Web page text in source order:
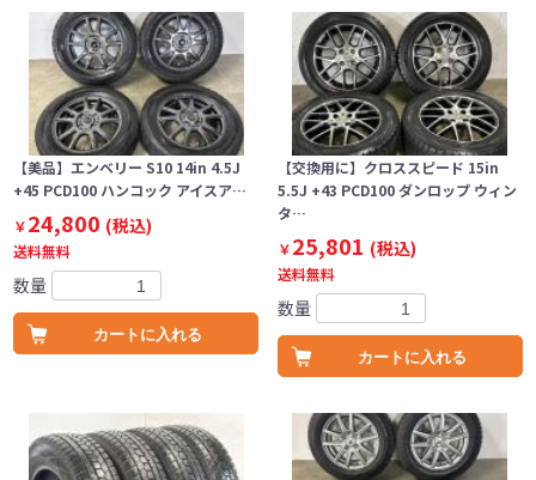
【美品】エンベリー S10 14in 4.5J
+45 PCD100 ハンコック アイスア…
￥24,800 (税込)
送料無料
数量
カートに入れる
【交換用に】クロススピード 15in
5.5J +43 PCD100 ダンロップ ウィン
タ…
￥25,801 (税込)
送料無料
数量
カートに入れる